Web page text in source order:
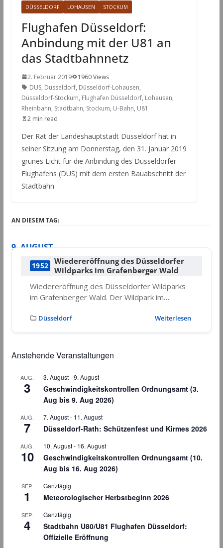
DÜSSELDORF LOHAUSEN STOCKUM
Flughafen Düsseldorf:
Anbindung mit der U81 an
das Stadtbahnnetz
2. Februar 2019
1960 Views
DUS, Düsseldorf, Düsseldorf-Lohausen,
Düsseldorf-Stockum, Flughafen Düsseldorf, Lohausen,
Rheinbahn, Stadtbahn, Stockum, U-Bahn, U81
2 min read
Der Rat der Landeshauptstadt Düsseldorf hat in
seiner Sitzung am Donnerstag, den 31. Januar 2019
grünes Licht für die Anbindung des Düsseldorfer
Flughafens (DUS) mit dem ersten Bauabschnitt der
Stadtbahn
AN DIESEM TAG:
9. AUGUST
1952
Wiedereröffnung des Düsseldorfer
Wildparks im Grafenberger Wald
Wiedereröffnung des Düsseldorfer Wildparks
im Grafenberger Wald. Der Wildpark im…
Düsseldorf Weiterlesen
Anstehende Veranstaltungen
AUG.
3
3. August-9. August
Geschwindigkeitskontrollen Ordnungsamt (3.
Aug bis 9. Aug 2026)
AUG.
7
7. August- 11. August
Düsseldorf-Rath: Schützenfest und Kirmes 2026
AUG.
10
10. August- 16. August
Geschwindigkeitskontrollen Ordnungsamt (10.
Aug bis 16. Aug 2026)
SEP.
1
Ganztägig
Meteorologischer Herbstbeginn 2026
SEP.
4
Ganztägig
Stadtbahn U80/U81 Flughafen Düsseldorf:
Offizielle Eröffnung